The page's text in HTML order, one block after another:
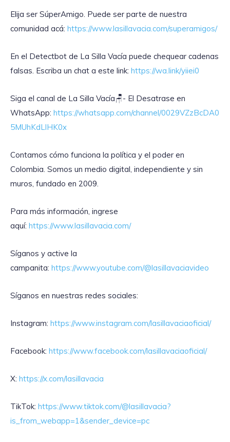
Elija ser SúperAmigo. Puede ser parte de nuestra
comunidad acá: https://www.lasillavacia.com/superamigos/
En el Detectbot de La Silla Vacía puede chequear cadenas
falsas. Escriba un chat a este link: https://wa.link/yiiei0
‎Siga el canal de La Silla Vacía🪑- El Desatrase en
WhatsApp: https://whatsapp.com/channel/0029VZzBcDA0
5MUhKdLlHK0x
Contamos cómo funciona la política y el poder en
Colombia. Somos un medio digital, independiente y sin
muros, fundado en 2009.
Para más información, ingrese
aquí: https://www.lasillavacia.com/
Síganos y active la
campanita: https://www.youtube.com/@lasillavaciavideo
Síganos en nuestras redes sociales:
Instagram: https://www.instagram.com/lasillavaciaoficial/
Facebook: https://www.facebook.com/lasillavaciaoficial/
X: https://x.com/lasillavacia
TikTok: https://www.tiktok.com/@lasillavacia?
is_from_webapp=1&sender_device=pc